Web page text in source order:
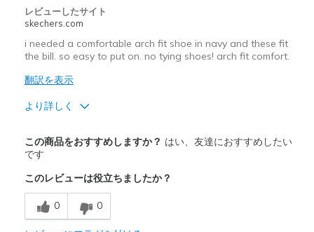
レビューしたサイト
skechers.com
i needed a comfortable arch fit shoe in navy and these fit
the bill. so easy to put on. no tying shoes! arch fit comfort.
翻訳を表示
より詳しく
Comfortable
Stylish
以下に最適
この商品をおすすめしますか？ はい、友達におすすめしたい
です
このレビューは役立ちましたか？
0 0